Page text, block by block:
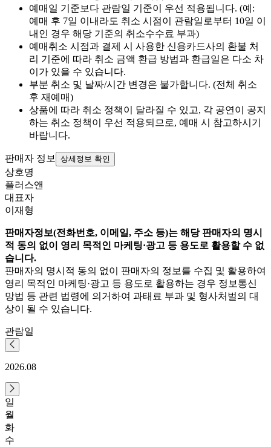
예매일 기준보다 관람일 기준이 우선 적용됩니다. (예:
예매 후 7일 이내라도 취소 시점이 관람일로부터 10일 이
내인 경우 해당 기준의 취소수수료 부과)
예매취소 시점과 결제 시 사용한 신용카드사의 환불 처
리 기준에 따라 취소 금액 환급 방법과 환급일은 다소 차
이가 있을 수 있습니다.
부분 취소 및 날짜/시간 변경은 불가합니다. (전체 취소
후 재예매)
상품에 따라 취소 정책이 달라질 수 있고, 각 공연이 공지
하는 취소 정책이 우선 적용되므로, 예매 시 참고하시기
바랍니다.
판매자 정보 상세정보 확인
상호명
플러스앤
대표자
이재형
판매자정보(전화번호, 이메일, 주소 등)는 해당 판매자의 명시
적 동의 없이 영리 목적인 마케팅·광고 등 용도로 활용할 수 없
습니다.
판매자의 명시적 동의 없이 판매자의 정보를 수집 및 활용하여
영리 목적인 마케팅·광고 등 용도로 활용하는 경우 정보통신
망법 등 관련 법령에 의거하여 과태료 부과 및 형사처벌의 대
상이 될 수 있습니다.
관람일
2026.08
일
월
화
수